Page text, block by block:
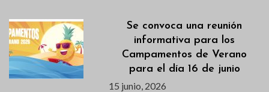
Se convoca una reunión
informativa para los
Campamentos de Verano
para el día 16 de junio
15 junio, 2026